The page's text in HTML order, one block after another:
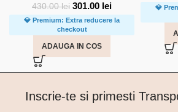
430.00lei 301.00 lei
💎 Premium: Extra reducere la
checkout
ADAUGA IN COS
💎
Inscrie-te si primesti